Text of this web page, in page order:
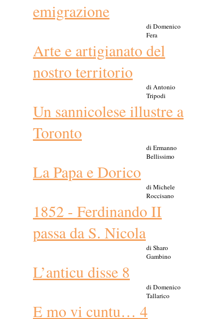
emigrazione
di Domenico
Fera
Arte e artigianato del
nostro territorio
di Antonio
Tripodi
Un sannicolese illustre a
Toronto
di Ermanno
Bellissimo
La Papa e Dorico
di Michele
Roccisano
1852 - Ferdinando II
passa da S. Nicola
di Sharo
Gambino
L’anticu disse 8
di Domenico
Tallarico
E mo vi cuntu… 4